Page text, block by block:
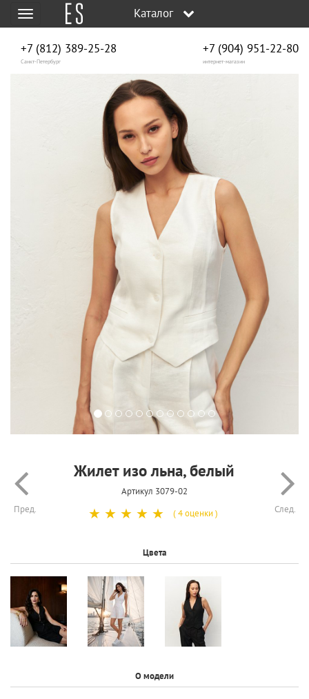
Меню Каталог
+7 (812) 389-25-28
Санкт-Петербург
+7 (904) 951‑22‑80
интернет-магазин
Пред.
Жилет изо льна, белый
Артикул 3079-02
След.
☆
☆
☆
☆
☆ ( 4 оценки )
Цвета
О модели